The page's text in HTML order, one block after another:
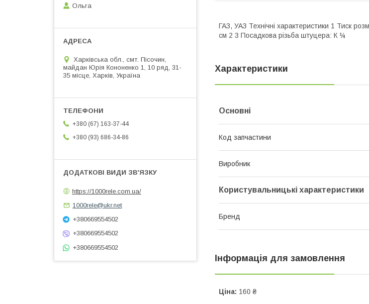
ГАЗ, УАЗ Технічні характеристики 1 Тиск
см 2 3 Посадкова різьба штуцера: К ¼
Характеристики
Основні
Код запчастини
Виробник
Користувальницькі характеристики
Бренд
Інформація для замовлення
Ціна: 160 ₴
Ольга
Харківська обл., смт. Пісочин,
майдан Юрія Кононенко 1, 10 ряд, 31-
35 місце, Харків, Україна
+380 (67) 163-37-44
+380 (93) 686-34-86
https://1000rele.com.ua/
1000rele@ukr.net
+380669554502
+380669554502
+380669554502